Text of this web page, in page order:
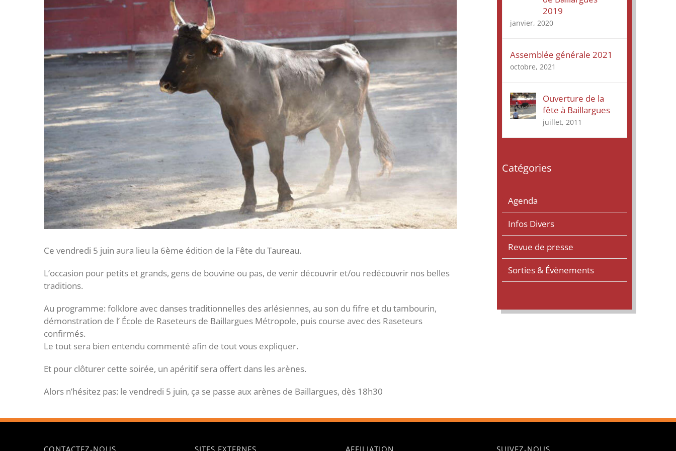
Ce vendredi 5 juin aura lieu la 6ème édition de la Fête du Taureau.
L’occasion pour petits et grands, gens de bouvine ou pas, de venir découvrir et/ou redécouvrir nos belles
traditions.
Au programme: folklore avec danses traditionnelles des arlésiennes, au son du fifre et du tambourin,
démonstration de l’ École de Raseteurs de Baillargues Métropole, puis course avec des Raseteurs
confirmés.
Le tout sera bien entendu commenté afin de tout vous expliquer.
Et pour clôturer cette soirée, un apéritif sera offert dans les arènes.
Alors n’hésitez pas: le vendredi 5 juin, ça se passe aux arènes de Baillargues, dès 18h30
2019
janvier, 2020
Assemblée générale 2021
octobre, 2021
Ouverture de la
fête à Baillargues
juillet, 2011
Catégories
Agenda
Infos Divers
Revue de presse
Sorties & Évènements
CONTACTEZ-NOUS SITES EXTERNES AFFILIATION SUIVEZ-NOUS